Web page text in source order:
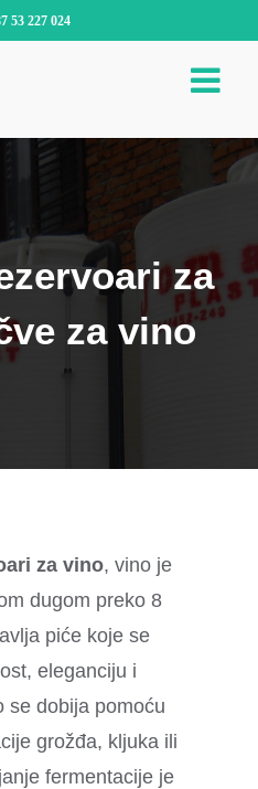
53 227 024
za
za vino
za vino, vino je
dugom preko 8
piće koje se
eleganciju i
se dobija pomoću
grožđa, kljuka ili
fermentacije je